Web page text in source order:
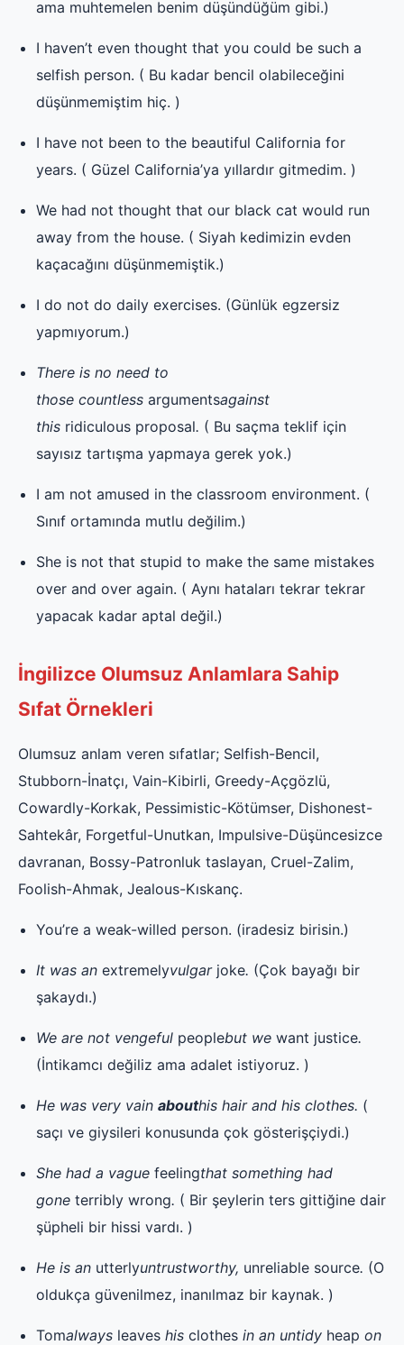
ama muhtemelen benim düşündüğüm gibi.)
I haven’t even thought that you could be such a
selfish person. ( Bu kadar bencil olabileceğini
düşünmemiştim hiç. )
I have not been to the beautiful California for
years. ( Güzel California’ya yıllardır gitmedim. )
We had not thought that our black cat would run
away from the house. ( Siyah kedimizin evden
kaçacağını düşünmemiştik.)
I do not do daily exercises. (Günlük egzersiz
yapmıyorum.)
There is no need to
those countless argumentsagainst
this ridiculous proposal. ( Bu saçma teklif için
sayısız tartışma yapmaya gerek yok.)
I am not amused in the classroom environment. (
Sınıf ortamında mutlu değilim.)
She is not that stupid to make the same mistakes
over and over again. ( Aynı hataları tekrar tekrar
yapacak kadar aptal değil.)
İngilizce Olumsuz Anlamlara Sahip
Sıfat Örnekleri
Olumsuz anlam veren sıfatlar; Selfish-Bencil,
Stubborn-İnatçı, Vain-Kibirli, Greedy-Açgözlü,
Cowardly-Korkak, Pessimistic-Kötümser, Dishonest-
Sahtekâr, Forgetful-Unutkan, Impulsive-Düşüncesizce
davranan, Bossy-Patronluk taslayan, Cruel-Zalim,
Foolish-Ahmak, Jealous-Kıskanç.
You’re a weak-willed person. (iradesiz birisin.)
It was an extremelyvulgar joke. (Çok bayağı bir
şakaydı.)
We are not vengeful peoplebut we want justice.
(İntikamcı değiliz ama adalet istiyoruz. )
He was very vain abouthis hair and his clothes. (
saçı ve giysileri konusunda çok gösterişçiydi.)
She had a vague feelingthat something had
gone terribly wrong. ( Bir şeylerin ters gittiğine dair
şüpheli bir hissi vardı. )
He is an utterlyuntrustworthy, unreliable source. (O
oldukça güvenilmez, inanılmaz bir kaynak. )
Tomalways leaves his clothes in an untidy heap on